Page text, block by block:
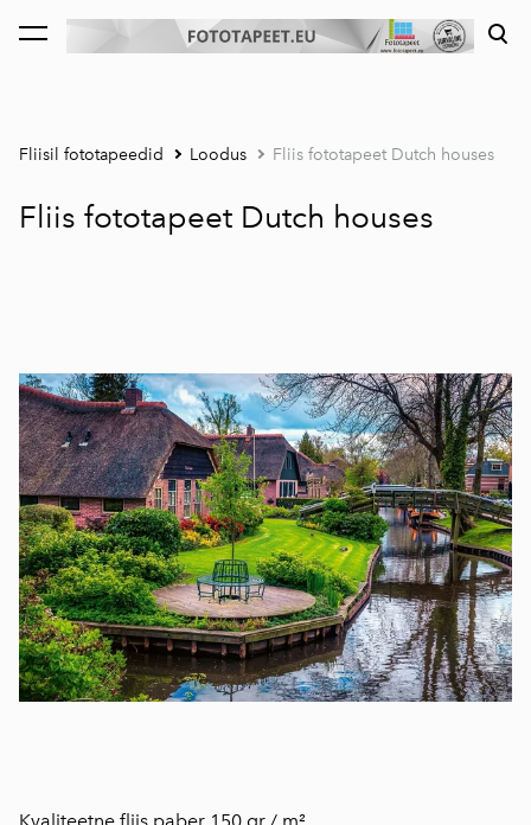
lisati ostukorvi. Vaata ostukorvi
Fliisil fototapeedid Loodus Fliis fototapeet Dutch houses
Fliis fototapeet Dutch houses
Kvaliteetne fliis paber 150 gr / m²